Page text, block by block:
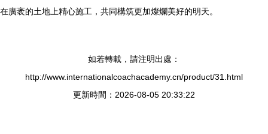
在廣袤的土地上精心施工，共同構筑更加燦爛美好的明天。
如若轉載，請注明出處：
http://www.internationalcoachacademy.cn/product/31.html
更新時間：2026-08-05 20:33:22